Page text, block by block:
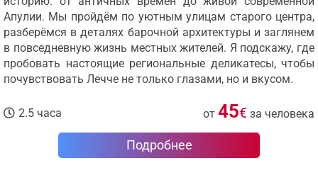
Апулии. Мы пройдём по уютным улицам старого центра,
разберёмся в деталях барочной архитектуры и заглянем
в повседневную жизнь местных жителей. Я подскажу, где
пробовать настоящие региональные деликатесы, чтобы
почувствовать Лечче не только глазами, но и вкусом.
2.5 часа от 45€ за человека
Подробнее